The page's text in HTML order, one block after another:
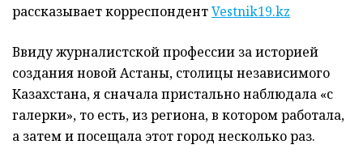
рассказывает корреспондентVestnik19.kz
Ввиду журналистской профессии за историей
создания новой Астаны, столицы независимого
Казахстана, я сначала пристально наблюдала «с
галерки», то есть, из региона, в котором работала,
а затем и посещала этот город несколько раз.